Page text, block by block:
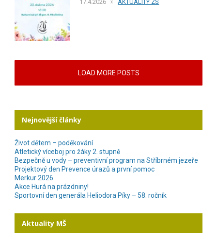
17.4.2026 AKTUALITY ZŠ
LOAD MORE POSTS
Nejnovější články
Život dětem – poděkování
Atletický víceboj pro žáky 2. stupně
Bezpečně u vody – preventivní program na Stříbrném jezeře
Projektový den Prevence úrazů a první pomoc
Merkur 2026
Akce Hurá na prázdniny!
Sportovní den generála Heliodora Píky – 58. ročník
Aktuality MŠ